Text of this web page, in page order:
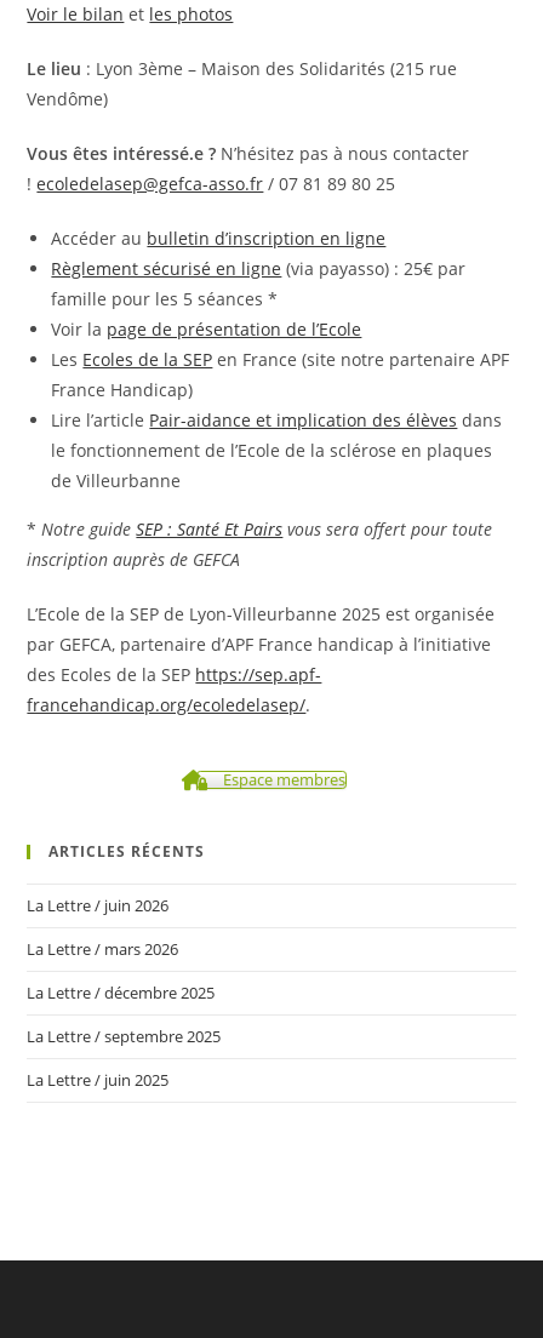
Voir le bilan et les photos
Le lieu : Lyon 3ème – Maison des Solidarités (215 rue
Vendôme)
Vous êtes intéressé.e ? N’hésitez pas à nous contacter
!ecoledelasep@gefca-asso.fr / 07 81 89 80 25
Accéder au bulletin d’inscription en ligne
Règlement sécurisé en ligne (via payasso) : 25€ par
famille pour les 5 séances *
Voir la page de présentation de l’Ecole
Les Ecoles de la SEP en France (site notre partenaire APF
France Handicap)
Lire l’article Pair-aidance et implication des élèves dans
le fonctionnement de l’Ecole de la sclérose en plaques
de Villeurbanne
* Notre guideSEP : Santé Et Pairs vous sera offert pour toute
inscription auprès de GEFCA
L’Ecole de la SEP de Lyon-Villeurbanne 2025 est organisée
par GEFCA, partenaire d’APF France handicap à l’initiative
des Ecoles de la SEP https://sep.apf-
francehandicap.org/ecoledelasep/.
Espace membres
ARTICLES RÉCENTS
La Lettre / juin 2026
La Lettre / mars 2026
La Lettre / décembre 2025
La Lettre / septembre 2025
La Lettre / juin 2025